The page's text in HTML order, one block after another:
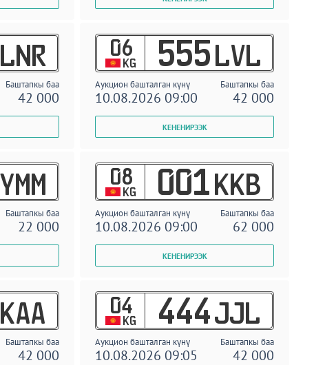
LNR
Баштапкы баа
42 000
06
KG 555 LVL
Аукцион башталган күнү Баштапкы баа
10.08.2026 09:00 42 000
YMM
Баштапкы баа
22 000
08
KG 001 KKB
Аукцион башталган күнү Баштапкы баа
10.08.2026 09:00 62 000
KAA
Баштапкы баа
42 000
04
KG 444 JJL
Аукцион башталган күнү Баштапкы баа
10.08.2026 09:05 42 000